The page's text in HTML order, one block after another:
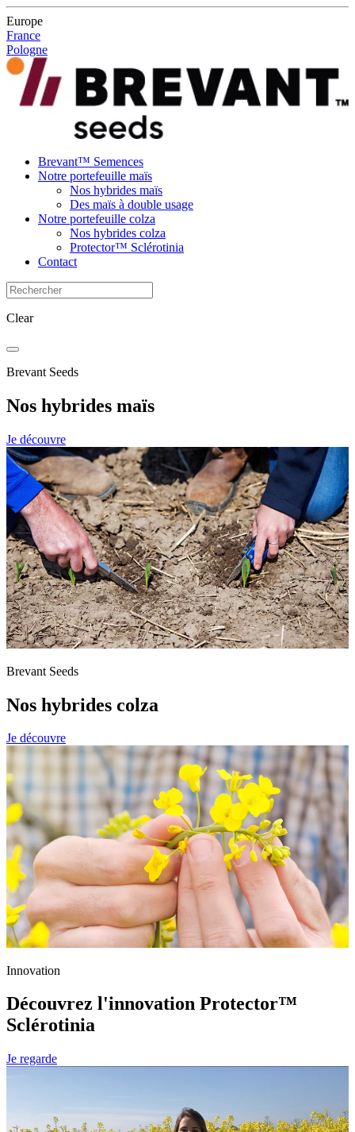
Europe
France
Pologne
Brevant™ Semences
Notre portefeuille maïs
Nos hybrides maïs
Des maïs à double usage
Notre portefeuille colza
Nos hybrides colza
Protector™ Sclérotinia
Contact
Clear
Brevant Seeds
Nos hybrides maïs
Je découvre
Brevant Seeds
Nos hybrides colza
Je découvre
Innovation
Découvrez l'innovation Protector™
Sclérotinia
Je regarde